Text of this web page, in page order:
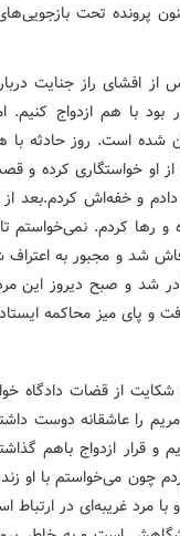
پرونده تحت
افشای راز جنایت
با هم ازدواج کنیم.
شده است. روز حادثه با
او خواستگاری کرده و
و خفه‌اش کردم.بعد
و رها کردم.
بعد از ۱۰ روز راز جنایت فاش شد و
شد و صبح دیروز این
و پای میز محاکمه
شکایت از قضات دادگاه
را عاشقانه دوست
۹۳ رسماً نامزد کردیم و قرار ازدواج
چون می‌خواستم با او
مرد غریبه‌ای در